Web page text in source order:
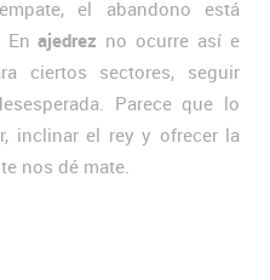
el abandono está
Enajedrez no ocurre así e
ciertos sectores, seguir
Parece que lo
inclinar el rey y ofrecer la
nos dé mate.